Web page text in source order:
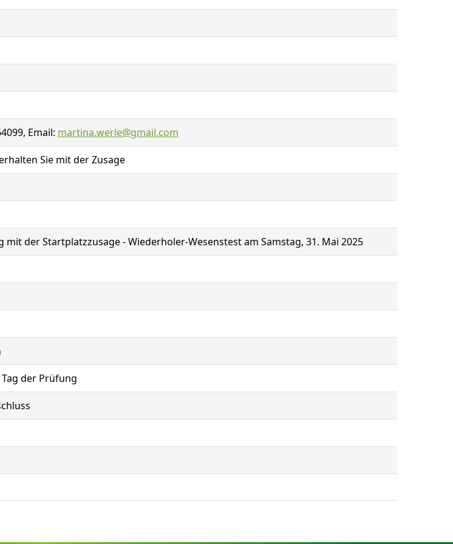
Email: martina.werle@gmail.com
Sie mit der Zusage
der Startplatzzusage - Wiederholer-Wesenstest am Samstag, 31. Mai 2025
der Prüfung